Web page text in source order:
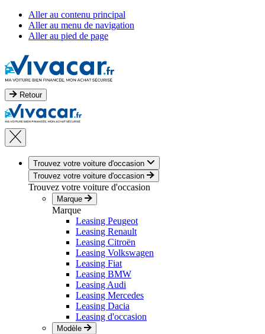
Aller au contenu principal
Aller au menu de navigation
Aller au pied de page
Retour
Trouvez votre voiture d'occasion
Trouvez votre voiture d'occasion
Trouvez votre voiture d'occasion
Marque
Marque
Leasing Peugeot
Leasing Renault
Leasing Citroën
Leasing Volkswagen
Leasing Fiat
Leasing BMW
Leasing Audi
Leasing Mercedes
Leasing Dacia
Leasing d'occasion
Modèle